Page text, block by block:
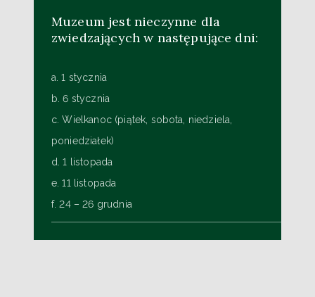
Muzeum jest nieczynne dla
zwiedzających w następujące dni:
a. 1 stycznia
b. 6 stycznia
c. Wielkanoc (piątek, sobota, niedziela,
poniedziałek)
d. 1 listopada
e. 11 listopada
f. 24 – 26 grudnia